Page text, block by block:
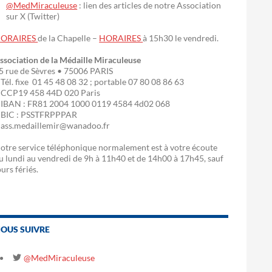
@MedMiraculeuse : lien des articles de notre Association
sur X (Twitter)
de la Chapelle – HORAIRESà 15h30 le vendredi.
de la Médaille Miraculeuse
rue de Sèvres • 75006 PARIS
fixe 01 45 48 08 32 ; portable 07 80 08 86 63
458 44D 020 Paris
: FR81 2004 1000 0119 4584 4d02 068
: PSSTFRPPPAR
service téléphonique normalement est à votre écoute
lundi au vendredi de 9h à 11h40 et de 14h00 à 17h45, sauf
fériés.
SUIVRE
@MedMiraculeuse